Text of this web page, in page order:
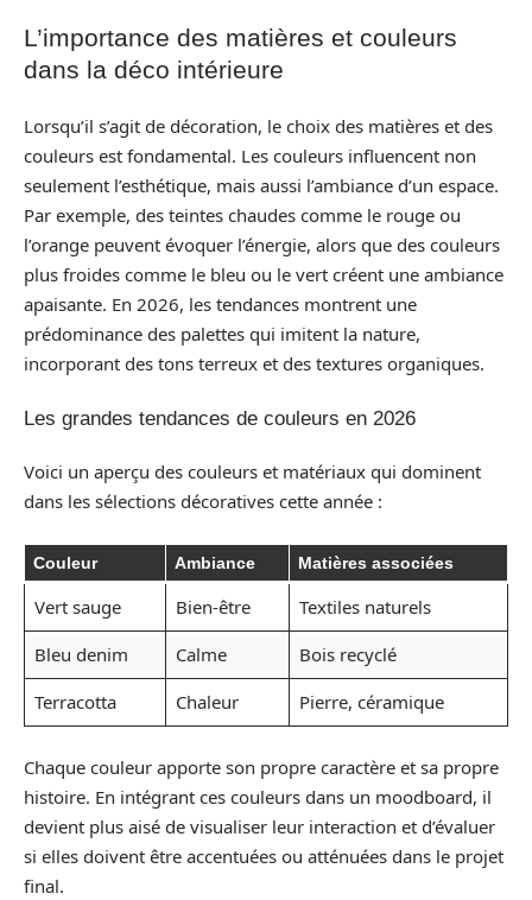
L’importance des matières et couleurs
dans la déco intérieure
Lorsqu’il s’agit de décoration, le choix des matières et des
couleurs est fondamental. Les couleurs influencent non
seulement l’esthétique, mais aussi l’ambiance d’un espace.
Par exemple, des teintes chaudes comme le rouge ou
l’orange peuvent évoquer l’énergie, alors que des couleurs
plus froides comme le bleu ou le vert créent une ambiance
apaisante. En 2026, les tendances montrent une
prédominance des palettes qui imitent la nature,
incorporant des tons terreux et des textures organiques.
Les grandes tendances de couleurs en 2026
Voici un aperçu des couleurs et matériaux qui dominent
dans les sélections décoratives cette année :
Couleur Ambiance Matières associées
Vert sauge Bien-être
Textiles naturels
Bleu denim
Calme
Bois recyclé
Terracotta
Chaleur Pierre, céramique
Chaque couleur apporte son propre caractère et sa propre
histoire. En intégrant ces couleurs dans un moodboard, il
devient plus aisé de visualiser leur interaction et d’évaluer
si elles doivent être accentuées ou atténuées dans le projet
final.